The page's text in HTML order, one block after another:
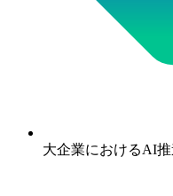
大企業におけるAI